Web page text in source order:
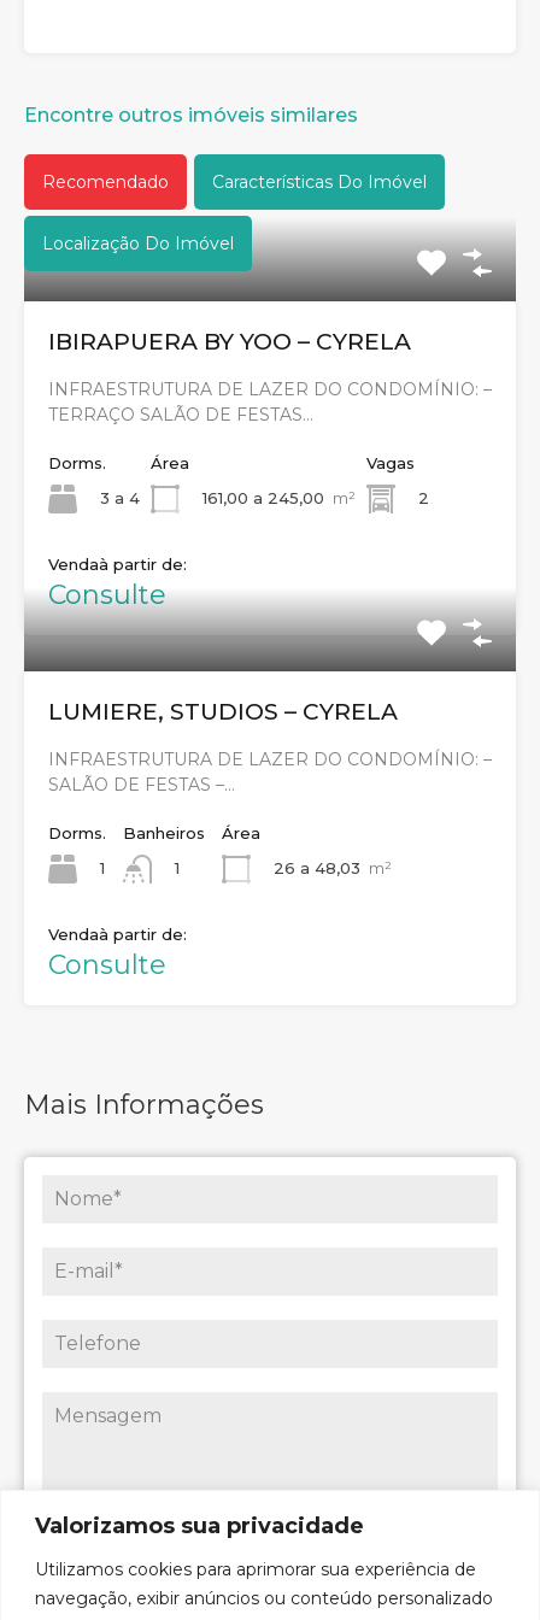
Valorizamos sua privacidade
Utilizamos cookies para aprimorar sua experiência de
navegação, exibir anúncios ou conteúdo personalizado
Encontre outros imóveis similares
Recomendado Características Do Imóvel
Localização Do Imóvel
IBIRAPUERA BY YOO – CYRELA
INFRAESTRUTURA DE LAZER DO CONDOMÍNIO: –
TERRAÇO SALÃO DE FESTAS…
Dorms.
3 a 4
Área
161,00 a 245,00 m²
Vagas
2
Venda
Consulte
LUMIERE, STUDIOS – CYRELA
INFRAESTRUTURA DE LAZER DO CONDOMÍNIO: –
SALÃO DE FESTAS –…
Dorms.
1
Banheiros
1
Área
26 a 48,03 m²
Venda
Consulte
Mais Informações
0 / 180